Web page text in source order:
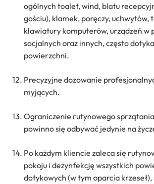
ogólnych toalet, wind, blatu
gościu), klamek, poręczy, uchwytów,
klawiatury komputerów, urządzeń w
socjalnych oraz innych, często
powierzchni.
Precyzyjne dozowanie
myjących.
Ograniczenie rutynowego
powinno się odbywać jedynie na
Po każdym kliencie zaleca się
pokoju i dezynfekcję wszystkich
dotykowych (w tym oparcia krzeseł),